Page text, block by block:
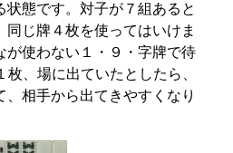
状態です。対子が７組あると
じ牌４枚を使ってはいけま
が使わない１・９・字牌で待
枚、場に出ていたとしたら、
相手から出てきやすくなり